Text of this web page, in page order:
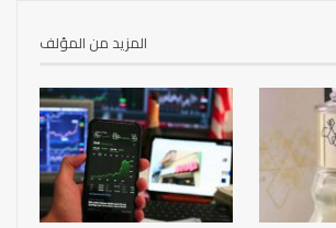
المزيد من المؤلف